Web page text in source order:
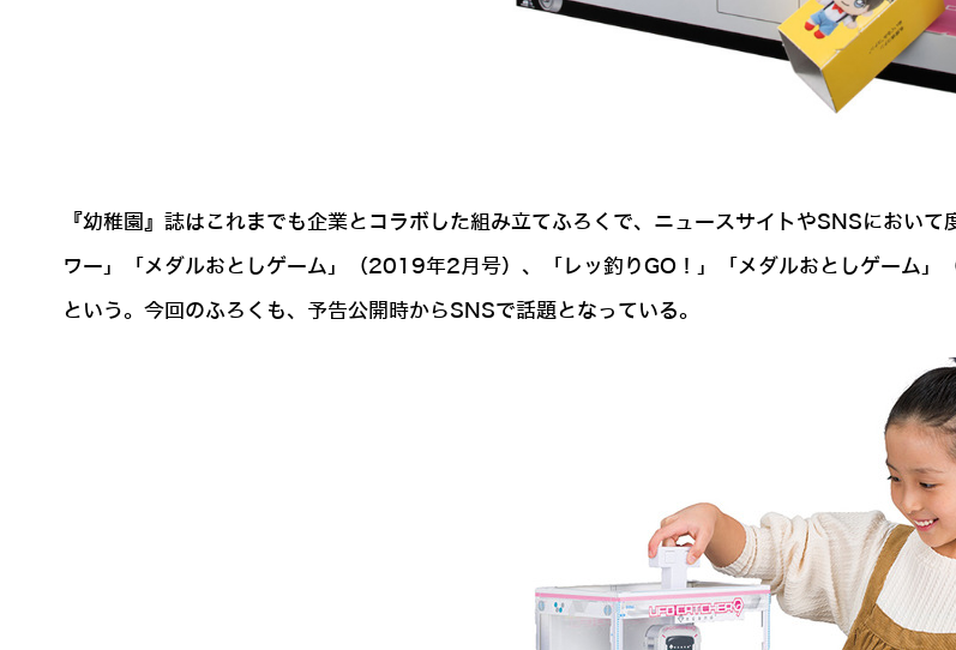
『幼稚園』誌はこれまでも企業とコラボした組み立てふろくで、ニュースサイトやSNSにおい
ワー」「メダルおとしゲーム」（2019年2月号）、「レッ釣りGO！」「メダルおとしゲーム
という。今回のふろくも、予告公開時からSNSで話題となっている。